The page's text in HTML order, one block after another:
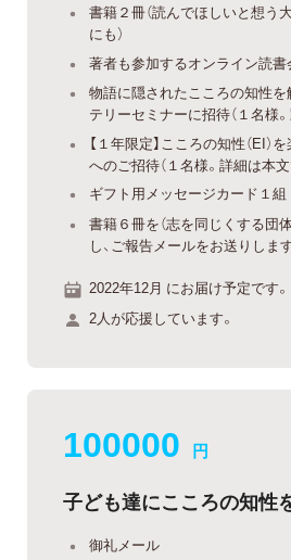
書籍２冊（読んでほしいと想う
にも）
著者も参加するオンライン読書
物語に隠されたこころの知性を
テリーセミナーに招待（１名様
【１年限定】こころの知性（EI）
へのご招待（１名様。詳細は本文
ギフト用メッセージカード１組
書籍６冊を（志を同じくする団
し、ご報告メールをお送りしま
2022年12月 にお届け予定です。
2人が応援しています。
100000 円
子ども達にこころの知
御礼メール